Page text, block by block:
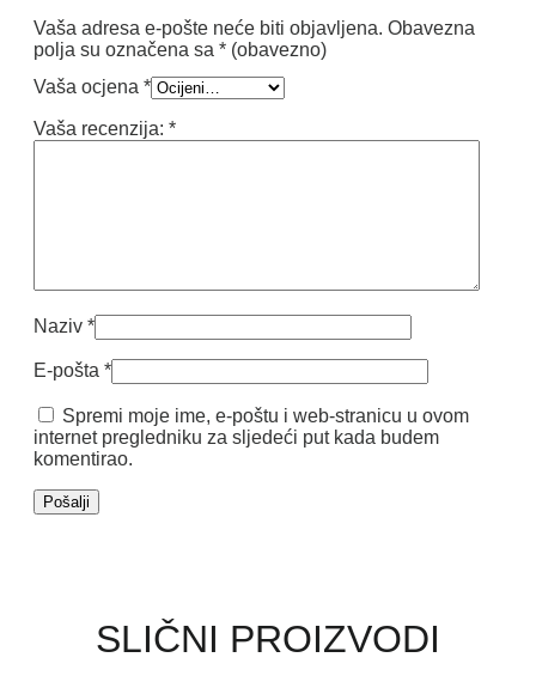
Vaša adresa e-pošte neće biti objavljena. Obavezna
polja su označena sa * (obavezno)
Vaša ocjena *
Vaša recenzija: *
Naziv *
E-pošta *
Spremi moje ime, e-poštu i web-stranicu u ovom
internet pregledniku za sljedeći put kada budem
komentirao.
SLIČNI PROIZVODI